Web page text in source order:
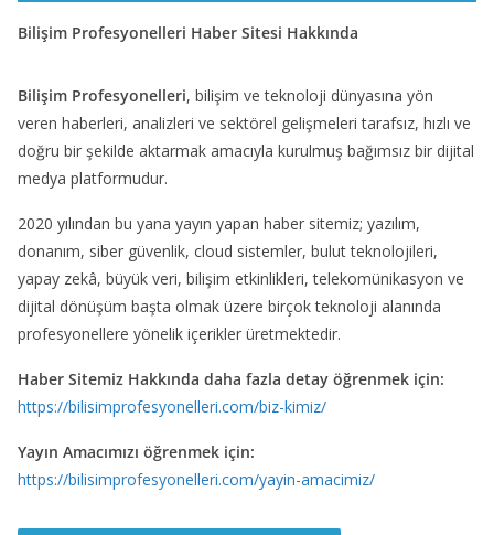
Bilişim Profesyonelleri Haber Sitesi Hakkında
Bilişim Profesyonelleri, bilişim ve teknoloji dünyasına yön
veren haberleri, analizleri ve sektörel gelişmeleri tarafsız, hızlı ve
doğru bir şekilde aktarmak amacıyla kurulmuş bağımsız bir dijital
medya platformudur.
2020 yılından bu yana yayın yapan haber sitemiz; yazılım,
donanım, siber güvenlik, cloud sistemler, bulut teknolojileri,
yapay zekâ, büyük veri, bilişim etkinlikleri, telekomünikasyon ve
dijital dönüşüm başta olmak üzere birçok teknoloji alanında
profesyonellere yönelik içerikler üretmektedir.
Haber Sitemiz Hakkında daha fazla detay öğrenmek için:
https://bilisimprofesyonelleri.com/biz-kimiz/
Yayın Amacımızı öğrenmek için:
https://bilisimprofesyonelleri.com/yayin-amacimiz/